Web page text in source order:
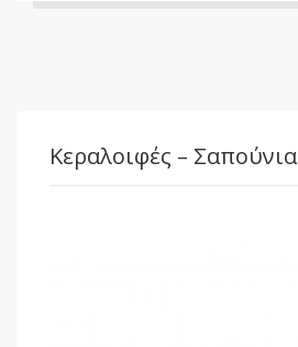
Κεραλοιφές – Σαπούνια